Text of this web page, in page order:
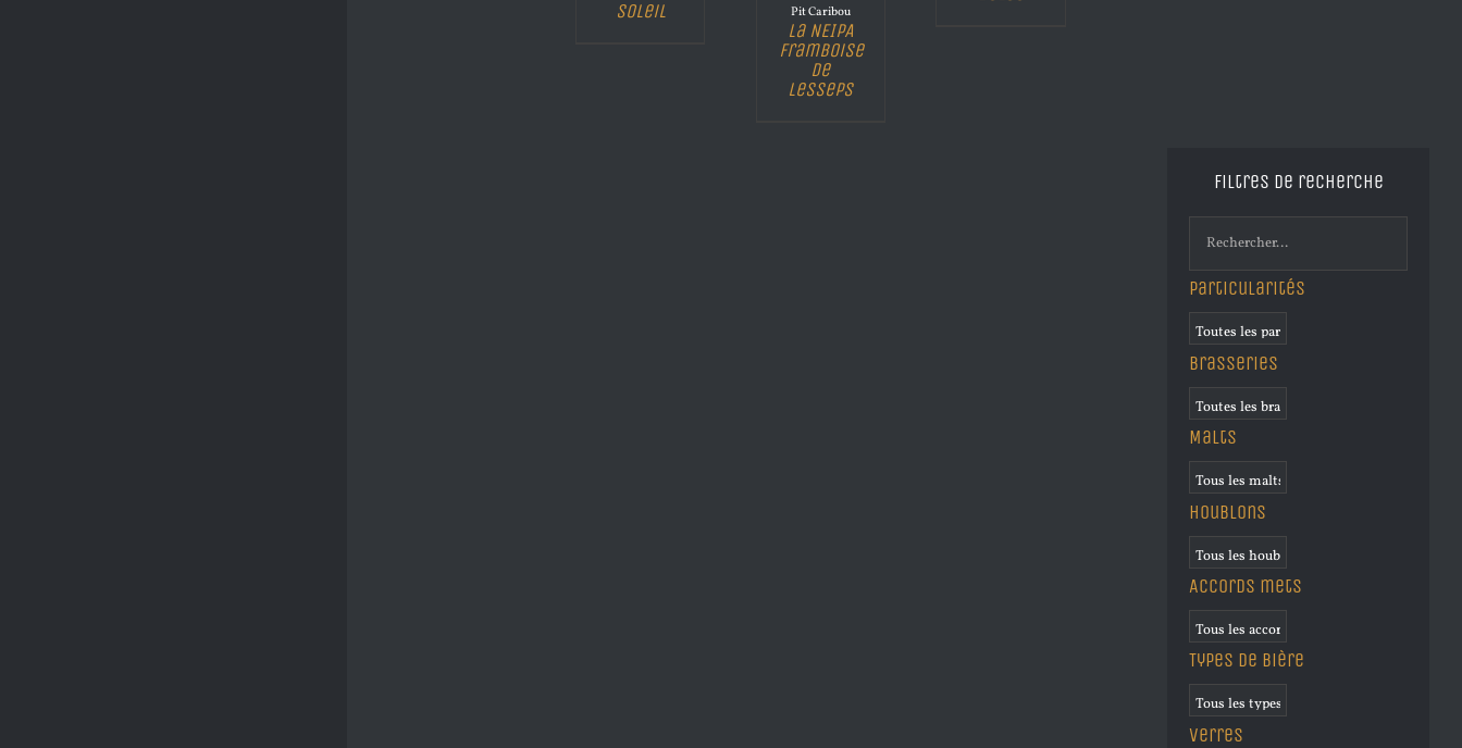
Soleil
Pit Caribou
La NEIPA
Framboise
de
Lesseps
Filtres de recherche
Particularités
Brasseries
Malts
Houblons
Accords mets
Types de bière
Verres